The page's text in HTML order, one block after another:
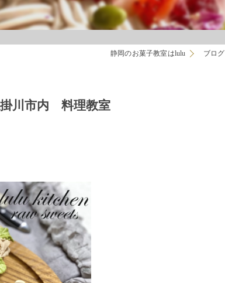
静岡のお菓子教室はlulu ブログ
掛川市内 料理教室